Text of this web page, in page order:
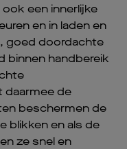
een innerlijke
en in laden en
goed doordachte
binnen handbereik
daarmee de
beschermen de
blikken en als de
ze snel en